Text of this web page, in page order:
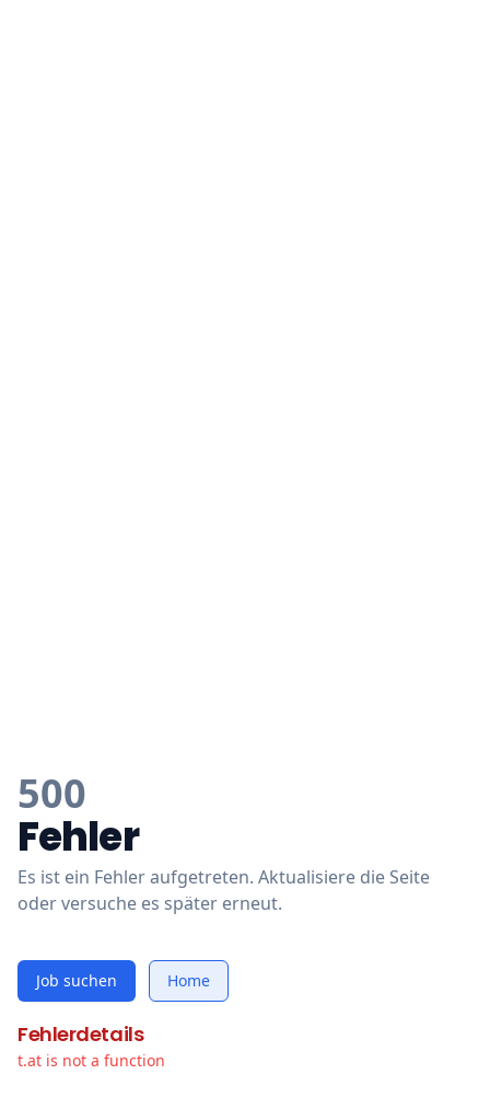
500
Fehler
Es ist ein Fehler aufgetreten. Aktualisiere die Seite
oder versuche es später erneut.
Job suchen Home
Fehlerdetails
t.at is not a function